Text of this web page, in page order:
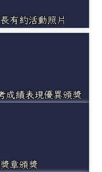
有約活動照片
成績表現優異頒獎
章頒獎